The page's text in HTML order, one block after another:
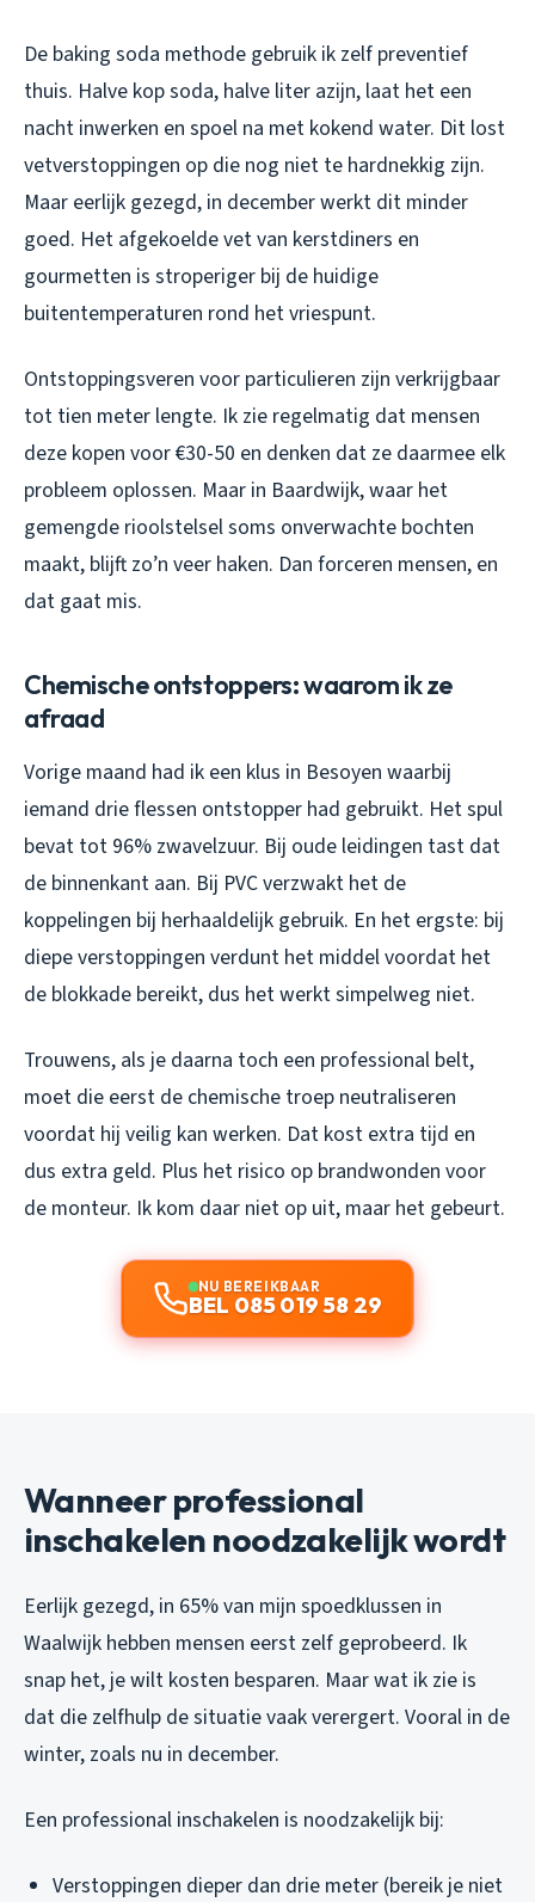
De baking soda methode gebruik ik zelf preventief
thuis. Halve kop soda, halve liter azijn, laat het een
nacht inwerken en spoel na met kokend water. Dit lost
vetverstoppingen op die nog niet te hardnekkig zijn.
Maar eerlijk gezegd, in december werkt dit minder
goed. Het afgekoelde vet van kerstdiners en
gourmetten is stroperiger bij de huidige
buitentemperaturen rond het vriespunt.
Ontstoppingsveren voor particulieren zijn verkrijgbaar
tot tien meter lengte. Ik zie regelmatig dat mensen
deze kopen voor €30-50 en denken dat ze daarmee elk
probleem oplossen. Maar in Baardwijk, waar het
gemengde rioolstelsel soms onverwachte bochten
maakt, blijft zo’n veer haken. Dan forceren mensen, en
dat gaat mis.
Chemische ontstoppers: waarom ik ze
afraad
Vorige maand had ik een klus in Besoyen waarbij
iemand drie flessen ontstopper had gebruikt. Het spul
bevat tot 96% zwavelzuur. Bij oude leidingen tast dat
de binnenkant aan. Bij PVC verzwakt het de
koppelingen bij herhaaldelijk gebruik. En het ergste: bij
diepe verstoppingen verdunt het middel voordat het
de blokkade bereikt, dus het werkt simpelweg niet.
Trouwens, als je daarna toch een professional belt,
moet die eerst de chemische troep neutraliseren
voordat hij veilig kan werken. Dat kost extra tijd en
dus extra geld. Plus het risico op brandwonden voor
de monteur. Ik kom daar niet op uit, maar het gebeurt.
NU BEREIKBAAR
BEL 085 019 58 29
Wanneer professional
inschakelen noodzakelijk wordt
Eerlijk gezegd, in 65% van mijn spoedklussen in
Waalwijk hebben mensen eerst zelf geprobeerd. Ik
snap het, je wilt kosten besparen. Maar wat ik zie is
dat die zelfhulp de situatie vaak verergert. Vooral in de
winter, zoals nu in december.
Een professional inschakelen is noodzakelijk bij:
Verstoppingen dieper dan drie meter (bereik je niet